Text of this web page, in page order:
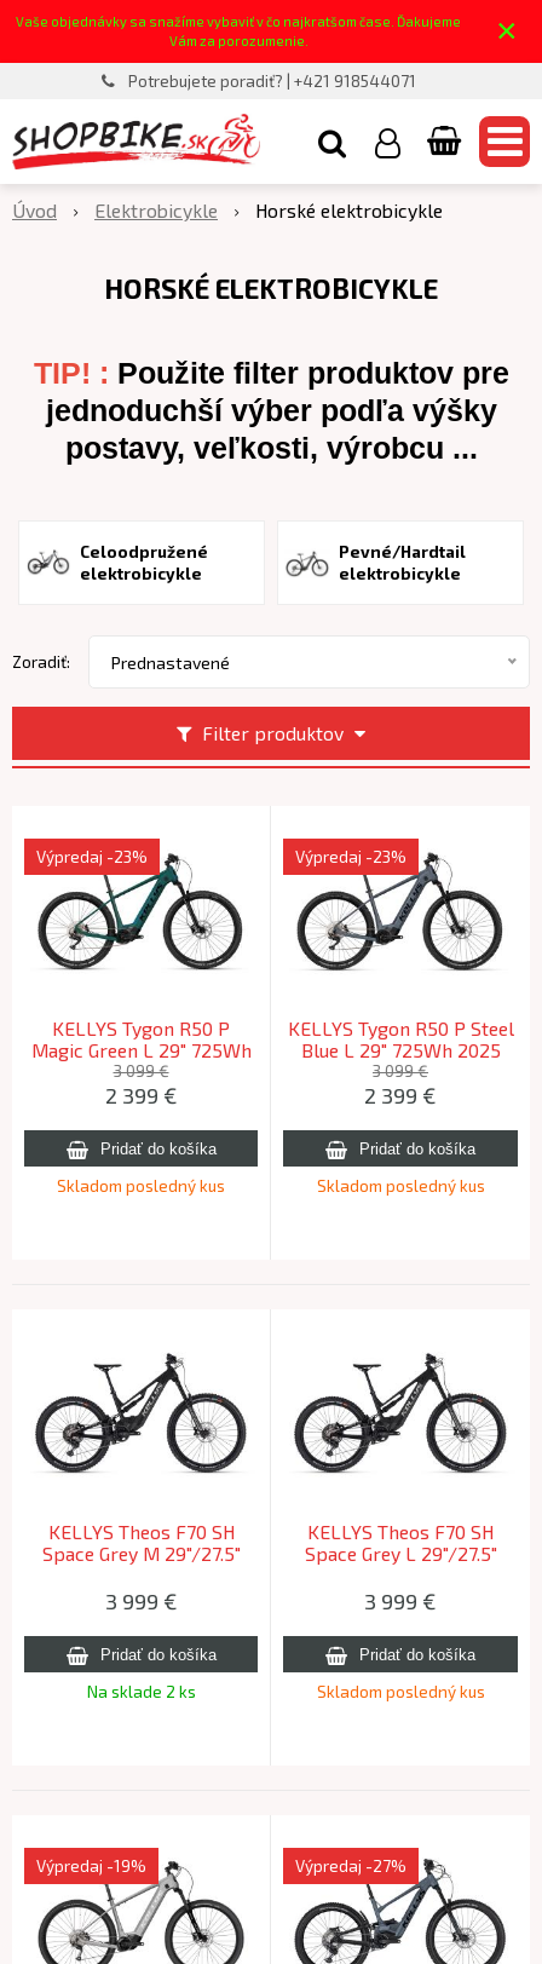
Vaše objednávky sa snažíme vybaviť v čo najkratšom čase. Ďakujeme
Vám za porozumenie.
×
Potrebujete poradiť? | +421 918544071
Úvod Elektrobicykle Horské elektrobicykle
HORSKÉ ELEKTROBICYKLE
TIP! : Použite filter produktov pre
jednoduchší výber podľa výšky
postavy, veľkosti, výrobcu ...
Celoodpružené
elektrobicykle
Pevné/Hardtail
elektrobicykle
Filter produktov
Zoradiť: Prednastavené
KELLYS Tygon R50 P
Magic Green L 29" 725Wh
2025 (178-189cm)
Výpredaj -23%
3 099 €
2 399 €
Skladom posledný kus
KELLYS Tygon R50 P Steel
Blue L 29" 725Wh 2025
(178-189cm)
Výpredaj -23%
3 099 €
2 399 €
Skladom posledný kus
KELLYS Theos F70 SH
Space Grey M 29"/27.5"
3 999 €
Na sklade 2 ks
KELLYS Theos F70 SH
Space Grey L 29"/27.5"
3 999 €
Skladom posledný kus
Výpredaj -19% Výpredaj -27%